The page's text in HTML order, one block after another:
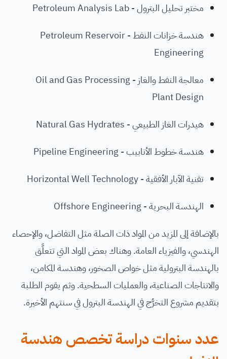
مختبر تحليل البترول - Petroleum Analysis Lab
هندسة خزانات النفط - Petroleum Reservoir
Engineering
معالجة النفط والغاز - Oil and Gas Processing
Plant Design
هيدرات الغاز الطبيعي - Natural Gas Hydrates
هندسة خطوط الأنابيب - Pipeline Engineering
تقنية الآبار الأفقية - Horizontal Well Technology
الهندسة البحرية - Offshore Engineering
بالإضافة إلى المزيد من المواد ذات الصلة مثل التفاضل، والإحصاء
الهندسي، والفيزياء العامة. وهناك بعض المواد التي تتعلَّق
بالهندسة البترولية مثل خواص الصخور، وهندسة المكامن،
والانتاجات الصناعية، والعمليات السطحية. وثم يقوم الطلبة
بتقديم مشروع التخرُّج في الهندسة البترول في سنتهم الأخيرة.
عدد سنوات دراسة تخصص هندسة